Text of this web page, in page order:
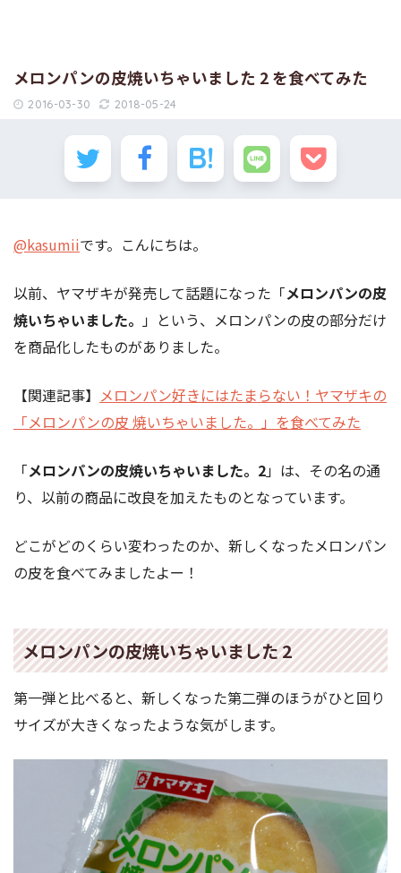
メロンパンの皮焼いちゃいました 2 を食べてみた
2016-03-30 2018-05-24
@kasumiiです。こんにちは。
以前、ヤマザキが発売して話題になった「メロンパンの皮
焼いちゃいました。 」という、メロンパンの皮の部分だけ
を商品化したものがありました。
【関連記事】 メロンパン好きにはたまらない！ヤマザキの
「メロンパンの皮 焼いちゃいました。」を食べてみた
「メロンパンの皮焼いちゃいました。2」は、その名の通
り、以前の商品に改良を加えたものとなっています。
どこがどのくらい変わったのか、新しくなったメロンパン
の皮を食べてみましたよー！
メロンパンの皮焼いちゃいました 2
第一弾と比べると、新しくなった第二弾のほうがひと回り
サイズが大きくなったような気がします。